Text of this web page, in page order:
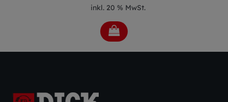
inkl. 20 % MwSt.